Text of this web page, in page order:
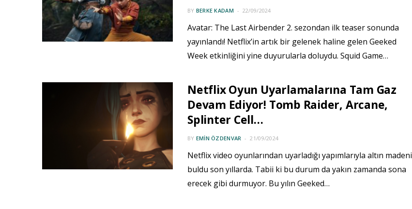
BY BERKE KADAM 22/09/2024
Avatar: The Last Airbender 2. sezondan ilk teaser sonunda
yayınlandı! Netflix’in artık bir gelenek haline gelen Geeked
Week etkinliğini yine duyurularla doluydu. Squid Game…
Netflix Oyun Uyarlamalarına Tam Gaz
Devam Ediyor! Tomb Raider, Arcane,
Splinter Cell…
BY EMIN ÖZDENVAR 21/09/2024
Netflix video oyunlarından uyarladığı yapımlarıyla altın madeni
buldu son yıllarda. Tabii ki bu durum da yakın zamanda sona
erecek gibi durmuyor. Bu yılın Geeked…